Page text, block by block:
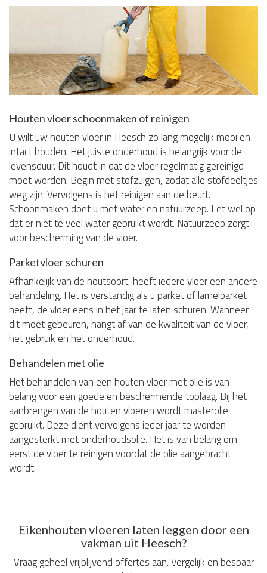
Houten vloer schoonmaken of reinigen
U wilt uw houten vloer in Heesch zo lang mogelijk mooi en
intact houden. Het juiste onderhoud is belangrijk voor de
levensduur. Dit houdt in dat de vloer regelmatig gereinigd
moet worden. Begin met stofzuigen, zodat alle stofdeeltjes
weg zijn. Vervolgens is het reinigen aan de beurt.
Schoonmaken doet u met water en natuurzeep. Let wel op
dat er niet te veel water gebruikt wordt. Natuurzeep zorgt
voor bescherming van de vloer.
Parketvloer schuren
Afhankelijk van de houtsoort, heeft iedere vloer een andere
behandeling. Het is verstandig als u parket of lamelparket
heeft, de vloer eens in het jaar te laten schuren. Wanneer
dit moet gebeuren, hangt af van de kwaliteit van de vloer,
het gebruik en het onderhoud.
Behandelen met olie
Het behandelen van een houten vloer met olie is van
belang voor een goede en beschermende toplaag. Bij het
aanbrengen van de houten vloeren wordt masterolie
gebruikt. Deze dient vervolgens ieder jaar te worden
aangesterkt met onderhoudsolie. Het is van belang om
eerst de vloer te reinigen voordat de olie aangebracht
wordt.
Eikenhouten vloeren laten leggen door een
vakman uit Heesch?
Vraag geheel vrijblijvend offertes aan. Vergelijk en bespaar